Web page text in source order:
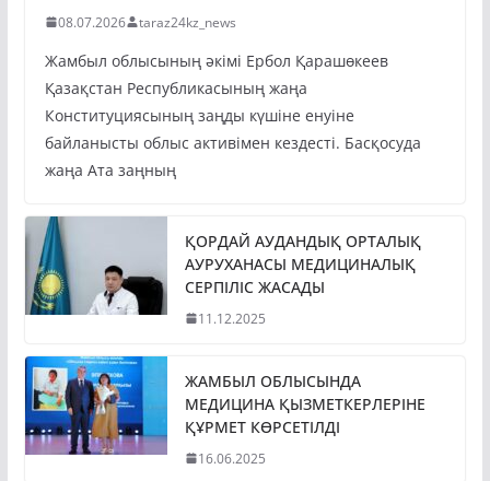
08.07.2026 taraz24kz_news
Жамбыл облысының әкімі Ербол Қарашөкеев
Қазақстан Республикасының жаңа
Конституциясының заңды күшіне енуіне
байланысты облыс активімен кездесті. Басқосуда
жаңа Ата заңның
ҚОРДАЙ АУДАНДЫҚ ОРТАЛЫҚ
АУРУХАНАСЫ МЕДИЦИНАЛЫҚ
СЕРПІЛІС ЖАСАДЫ
11.12.2025
ЖАМБЫЛ ОБЛЫСЫНДА
МЕДИЦИНА ҚЫЗМЕТКЕРЛЕРІНЕ
ҚҰРМЕТ КӨРСЕТІЛДІ
16.06.2025